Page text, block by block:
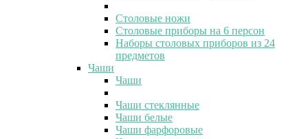
Столовые ножи
Столовые приборы на 6 персон
Наборы столовых приборов из 24
предметов
Чаши
Чаши
Чаши стеклянные
Чаши белые
Чаши фарфоровые